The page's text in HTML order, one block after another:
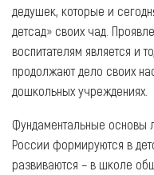
дедушек, которые и
детсад» своих чад.
воспитателям является и
продолжают дело своих
дошкольных учреждениях.
Фундаментальные основы
России формируются в
развиваются – в школе